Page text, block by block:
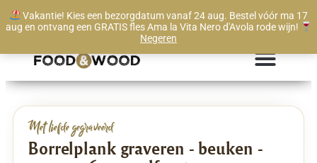
Vakantie! Kies een bezorgdatum vanaf 24 aug. Bestel vóór ma 17
aug en ontvang een GRATIS fles Ama la Vita Nero d'Avola rode wijn!
Negeren
Levertijd vanaf 1 werkdag
Met liefde gegraveerd
Borrelplank graveren - beuken -